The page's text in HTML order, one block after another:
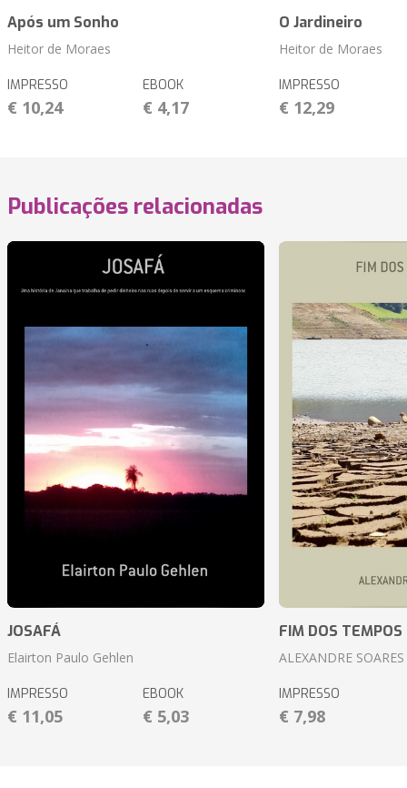
Após um Sonho
Heitor de Moraes
IMPRESSO
€ 10,24
EBOOK
€ 4,17
O Jardineiro
Heitor de Moraes
IMPRESSO
€ 12,29
Publicações relacionadas
JOSAFÁ
Elairton Paulo Gehlen
IMPRESSO
€ 11,05
EBOOK
€ 5,03
FIM DOS TEMPOS
ALEXANDRE SOARES
IMPRESSO
€ 7,98